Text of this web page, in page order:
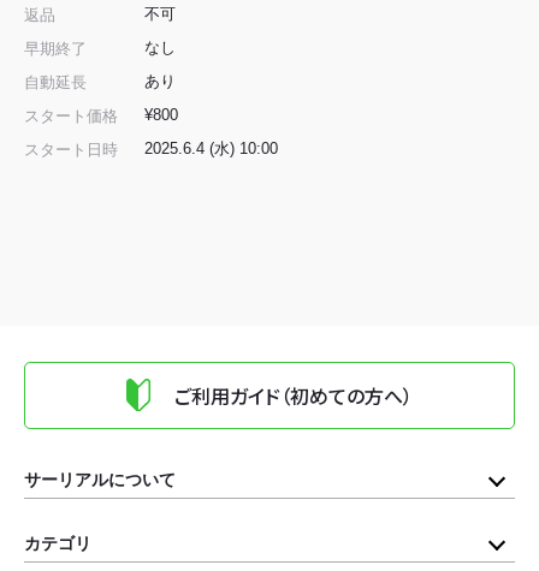
返品
不可
早期終了
なし
自動延長
あり
スタート価格
¥800
スタート日時
2025.6.4 (水) 10:00
ご利用ガイド（初めての方へ）
サーリアルについて
カテゴリ